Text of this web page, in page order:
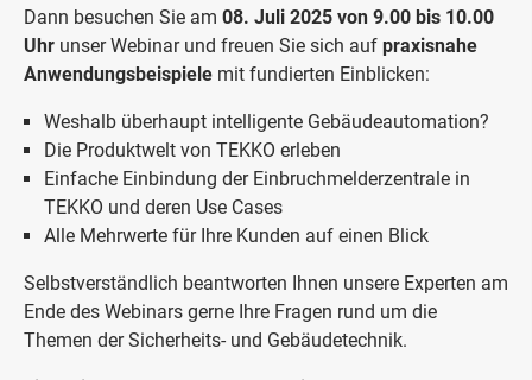
Dann besuchen Sie am 08. Juli 2025 von 9.00 bis 10.00
Uhr unser Webinar und freuen Sie sich auf praxisnahe
Anwendungsbeispiele mit fundierten Einblicken:
Weshalb überhaupt intelligente Gebäudeautomation?
Die Produktwelt von TEKKO erleben
Einfache Einbindung der Einbruchmelderzentrale in
TEKKO und deren Use Cases
Alle Mehrwerte für Ihre Kunden auf einen Blick
Selbstverständlich beantworten Ihnen unsere Experten am
Ende des Webinars gerne Ihre Fragen rund um die
Themen der Sicherheits- und Gebäudetechnik.